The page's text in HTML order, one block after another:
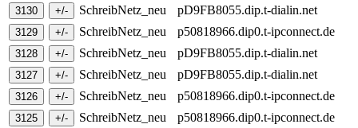
SchreibNetz_neu
pD9FB8055.dip.t-dialin.net
SchreibNetz_neu
p50818966.dip0.t-ipconnect.de
SchreibNetz_neu
pD9FB8055.dip.t-dialin.net
SchreibNetz_neu
pD9FB8055.dip.t-dialin.net
SchreibNetz_neu
p50818966.dip0.t-ipconnect.de
SchreibNetz_neu
p50818966.dip0.t-ipconnect.de